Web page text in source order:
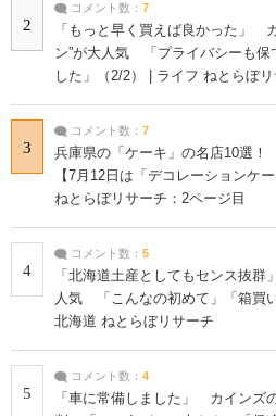
2
コメント数： 7
「もっと早く買えば良かった」
ン”が大人気 「プライバシーも保
した」（2/2） | ライフ ねとらぼ
3
コメント数： 7
兵庫県の「ケーキ」の名店10選
【7月12日は「デコレーションケ
ねとらぼリサーチ：2ページ目
4
コメント数： 5
「北海道土産としてもセンス抜群
人気 「こんなの初めて」「箱買
北海道 ねとらぼリサーチ
5
コメント数： 4
「車に常備しました」 カインズ